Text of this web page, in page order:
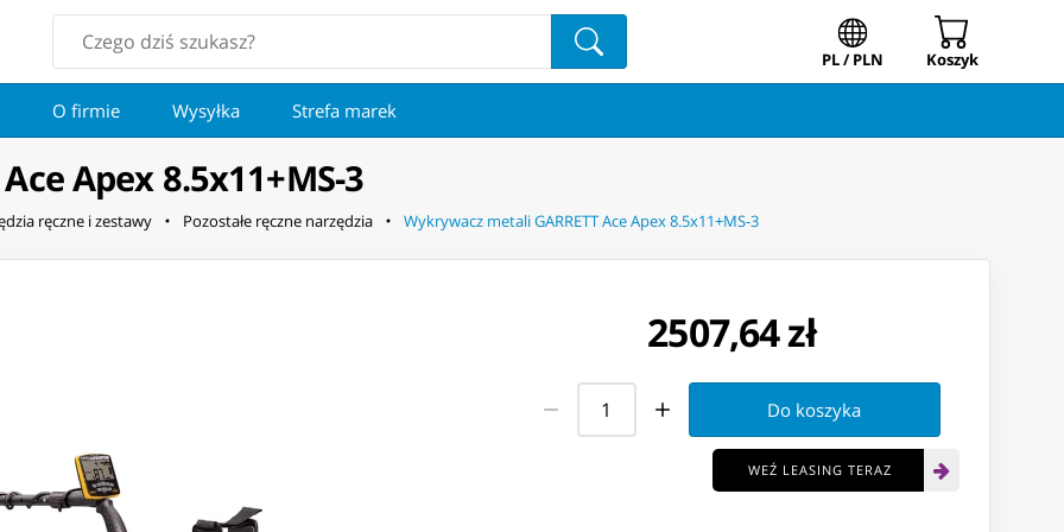
PL / PLN Koszyk
O firmie Wysyłka Strefa marek
Apex 8.5x11+MS-3
ręczne i zestawy Pozostałe ręczne narzędzia Wykrywacz metali GARRETT Ace Apex 8.5x11+MS-3
2507,64 zł
Do koszyka
WEŹ LEASING TERAZ